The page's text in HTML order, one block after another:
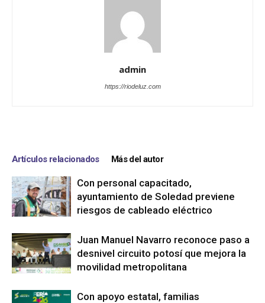
admin
https://riodeluz.com
Artículos relacionados Más del autor
Con personal capacitado,
ayuntamiento de Soledad previene
riesgos de cableado eléctrico
Juan Manuel Navarro reconoce paso a
desnivel circuito potosí que mejora la
movilidad metropolitana
Con apoyo estatal, familias